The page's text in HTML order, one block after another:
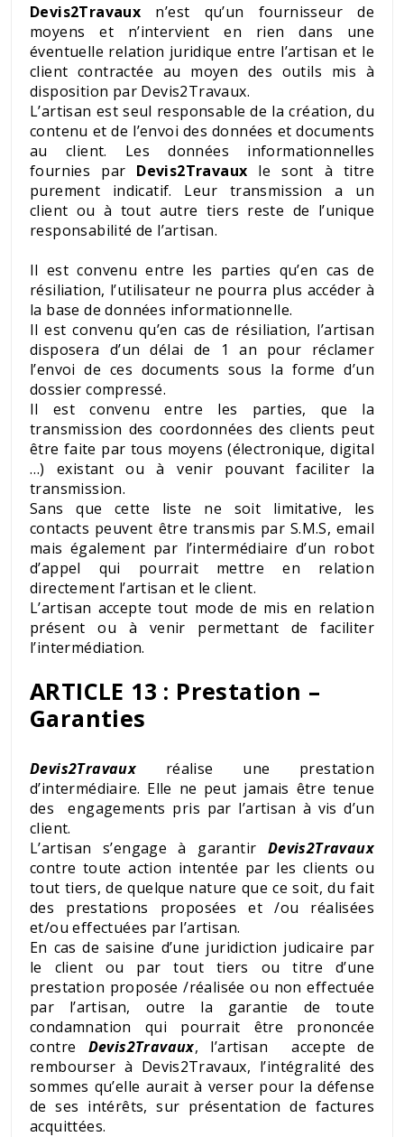
Devis2Travaux n’est qu’un fournisseur de
moyens et n’intervient en rien dans une
éventuelle relation juridique entre l’artisan et le
client contractée au moyen des outils mis à
disposition par Devis2Travaux.
L’artisan est seul responsable de la création, du
contenu et de l’envoi des données et documents
au client. Les données informationnelles
fournies par Devis2Travaux le sont à titre
purement indicatif. Leur transmission a un
client ou à tout autre tiers reste de l’unique
responsabilité de l’artisan.
Il est convenu entre les parties qu’en cas de
résiliation, l’utilisateur ne pourra plus accéder à
la base de données informationnelle.
Il est convenu qu’en cas de résiliation, l’artisan
disposera d’un délai de 1 an pour réclamer
l’envoi de ces documents sous la forme d’un
dossier compressé.
Il est convenu entre les parties, que la
transmission des coordonnées des clients peut
être faite par tous moyens (électronique, digital
…) existant ou à venir pouvant faciliter la
transmission.
Sans que cette liste ne soit limitative, les
contacts peuvent être transmis par S.M.S, email
mais également par l’intermédiaire d’un robot
d’appel qui pourrait mettre en relation
directement l’artisan et le client.
L’artisan accepte tout mode de mis en relation
présent ou à venir permettant de faciliter
l’intermédiation.
ARTICLE 13 : Prestation –
Garanties
Devis2Travaux réalise une prestation
d’intermédiaire. Elle ne peut jamais être tenue
des engagements pris par l’artisan à vis d’un
client.
L’artisan s’engage à garantir Devis2Travaux
contre toute action intentée par les clients ou
tout tiers, de quelque nature que ce soit, du fait
des prestations proposées et /ou réalisées
et/ou effectuées par l’artisan.
En cas de saisine d’une juridiction judicaire par
le client ou par tout tiers ou titre d’une
prestation proposée /réalisée ou non effectuée
par l’artisan, outre la garantie de toute
condamnation qui pourrait être prononcée
contre Devis2Travaux, l’artisan accepte de
rembourser à Devis2Travaux, l’intégralité des
sommes qu’elle aurait à verser pour la défense
de ses intérêts, sur présentation de factures
acquittées.